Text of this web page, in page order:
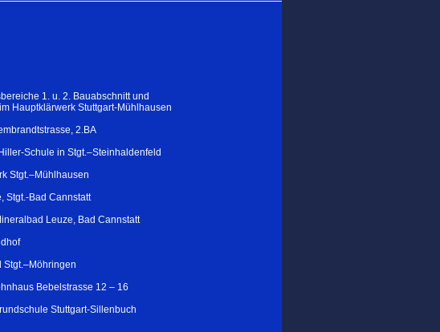
1. u. 2. Bauabschnitt und
Hauptklärwerk Stuttgart-Mühlhausen
2.BA
Schule in Stgt.–Steinhaldenfeld
Stgt.–Mühlhausen
Stgt.-Bad Cannstatt
Leuze, Bad Cannstatt
Bebelstrasse 12 – 16
Stuttgart-Sillenbuch